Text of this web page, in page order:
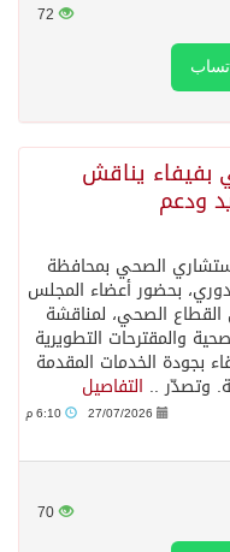
72
بفيفاء يناقش
ودعم
الصحي بمحافظة
بحضور أعضاء المجلس
الصحي، لمناقشة
والمقترحات التطويرية
بجودة الخدمات المقدمة
وتصدّر .. التفاصيل
27/07/2026
70